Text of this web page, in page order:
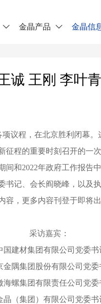
 金晶产品  金晶信
诚 王刚 李叶
议程，在北京胜利闭幕
征程的重要时刻召开的一
间和2022年政府工作报告
记、会长阎晓峰，以及
，更多内容刊登于即将
采访嘉宾：
材集团有限公司党委书
集团股份有限公司党委
集团有限责任公司党委
集团）有限公司党委书